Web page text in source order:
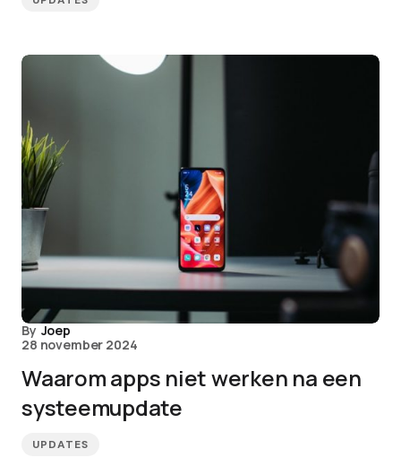
By Joep
28 november 2024
Waarom apps niet werken na een
systeemupdate
UPDATES